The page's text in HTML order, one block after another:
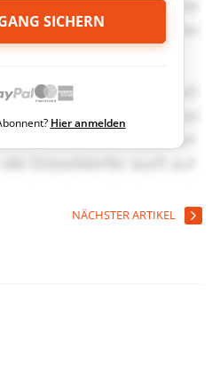
SICHERN
Hier anmelden
NÄCHSTER ARTIKEL